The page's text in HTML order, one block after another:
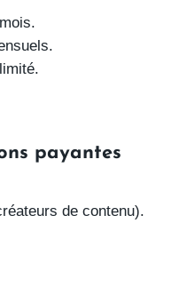
payantes
de contenu).